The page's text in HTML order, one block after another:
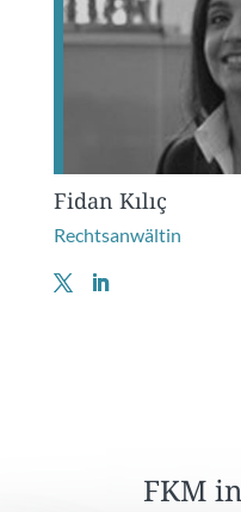
Fidan Kılıç
Rechtsanwältin
FKM